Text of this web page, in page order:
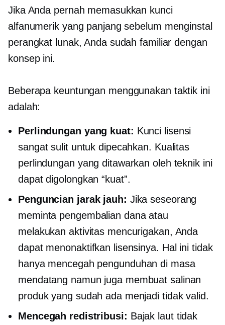
Jika Anda pernah memasukkan kunci
alfanumerik yang panjang sebelum menginstal
perangkat lunak, Anda sudah familiar dengan
konsep ini.
Beberapa keuntungan menggunakan taktik ini
adalah:
Perlindungan yang kuat: Kunci lisensi
sangat sulit untuk dipecahkan. Kualitas
perlindungan yang ditawarkan oleh teknik ini
dapat digolongkan “kuat”.
Penguncian jarak jauh: Jika seseorang
meminta pengembalian dana atau
melakukan aktivitas mencurigakan, Anda
dapat menonaktifkan lisensinya. Hal ini tidak
hanya mencegah pengunduhan di masa
mendatang namun juga membuat salinan
produk yang sudah ada menjadi tidak valid.
Mencegah redistribusi: Bajak laut tidak